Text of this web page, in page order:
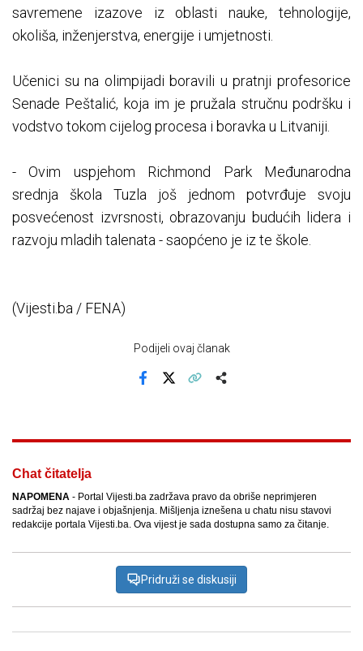
savremene izazove iz oblasti nauke, tehnologije,
okoliša, inženjerstva, energije i umjetnosti.
Učenici su na olimpijadi boravili u pratnji profesorice
Senade Peštalić, koja im je pružala stručnu podršku i
vodstvo tokom cijelog procesa i boravka u Litvaniji.
- Ovim uspjehom Richmond Park Međunarodna
srednja škola Tuzla još jednom potvrđuje svoju
posvećenost izvrsnosti, obrazovanju budućih lidera i
razvoju mladih talenata - saopćeno je iz te škole.
(Vijesti.ba / FENA)
Podijeli ovaj članak
Chat čitatelja
NAPOMENA - Portal Vijesti.ba zadržava pravo da obriše neprimjeren
sadržaj bez najave i objašnjenja. Mišljenja iznešena u chatu nisu stavovi
redakcije portala Vijesti.ba. Ova vijest je sada dostupna samo za čitanje.
Pridruži se diskusiji